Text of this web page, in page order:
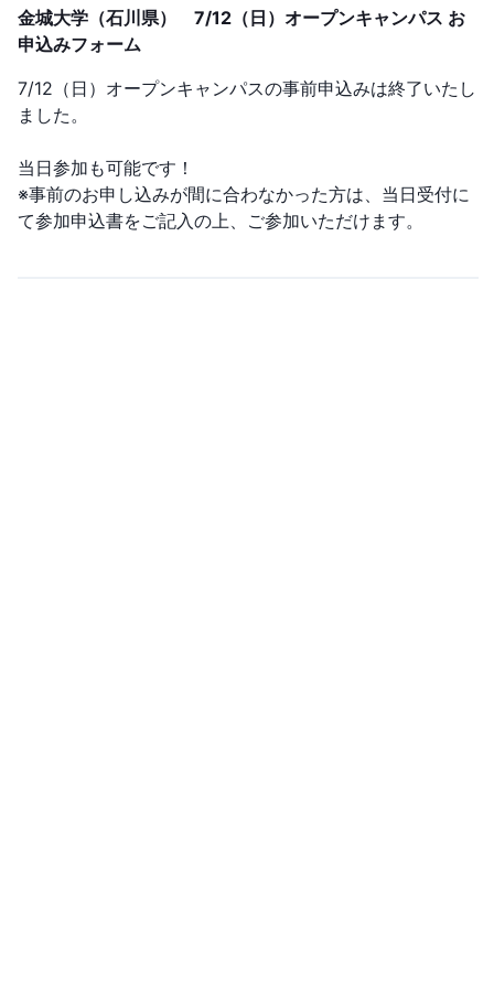
金城大学（石川県） 7/12（日）オープンキャンパス お
申込みフォーム
7/12（日）オープンキャンパスの事前申込みは終了いたし
ました。
当日参加も可能です！
※事前のお申し込みが間に合わなかった方は、当日受付に